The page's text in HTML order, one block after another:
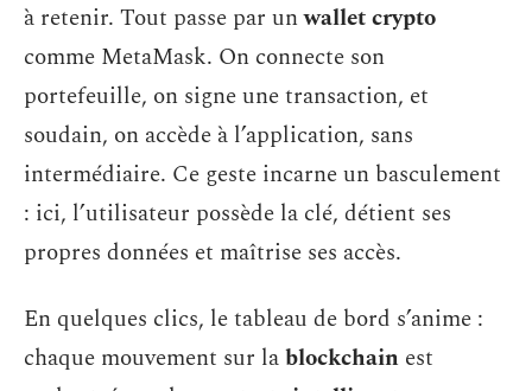
à retenir. Tout passe par unwallet crypto
comme MetaMask. On connecte son
portefeuille, on signe une transaction, et
soudain, on accède à l’application, sans
intermédiaire. Ce geste incarne un basculement
: ici, l’utilisateur possède la clé, détient ses
propres données et maîtrise ses accès.
En quelques clics, le tableau de bord s’anime :
chaque mouvement sur lablockchain est